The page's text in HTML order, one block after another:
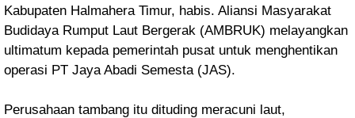
Kabupaten Halmahera Timur, habis. Aliansi Masyarakat
Budidaya Rumput Laut Bergerak (AMBRUK) melayangkan
ultimatum kepada pemerintah pusat untuk menghentikan
operasi PT Jaya Abadi Semesta (JAS).
Perusahaan tambang itu dituding meracuni laut,